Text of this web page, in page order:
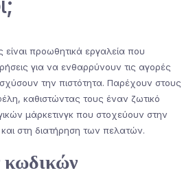
είναι προωθητικά εργαλεία που
για να ενθαρρύνουν τις αγορές
την πιστότητα. Παρέχουν στους
καθιστώντας τους έναν ζωτικό
μάρκετινγκ που στοχεύουν στην
στη διατήρηση των πελατών.
κωδικών